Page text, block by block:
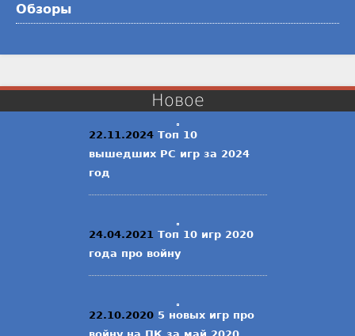
Обзоры
Новое
22.11.2024 Топ 10
вышедших PC игр за 2024
год
24.04.2021 Топ 10 игр 2020
года про войну
22.10.2020 5 новых игр про